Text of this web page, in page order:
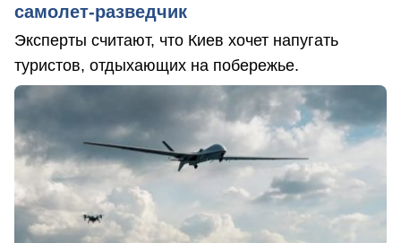
самолет-разведчик
Эксперты считают, что Киев хочет напугать
туристов, отдыхающих на побережье.